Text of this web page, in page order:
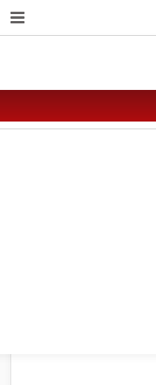
САНТЕХНИКА ДЛЯ
Maxstone MS-17/ Мойка